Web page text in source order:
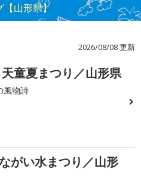
【山形県】
2026/08/08 更新
童夏まつり／山形県
風物詩
がい水まつり／山形